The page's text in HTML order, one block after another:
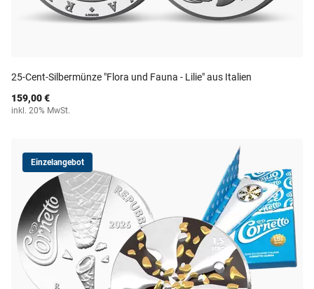
25-Cent-Silbermünze "Flora und Fauna - Lilie" aus Italien
159,00 €
inkl. 20% MwSt.
Einzelangebot